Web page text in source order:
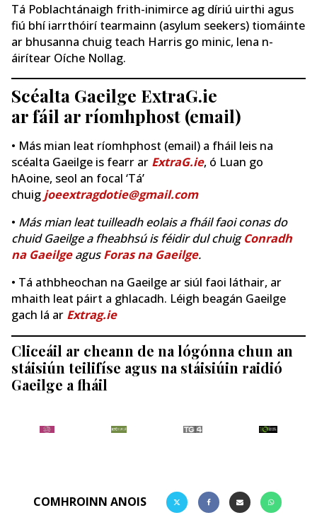
Tá Poblachtánaigh frith-inimirce ag díriú uirthi agus
fiú bhí iarrthóirí tearmainn (asylum seekers) tiomáinte
ar bhusanna chuig teach Harris go minic, lena n-
áirítear Oíche Nollag.
Scéalta Gaeilge ExtraG.ie
ar fáil ar ríomhphost (email)
• Más mian leat ríomhphost (email) a fháil leis na
scéalta Gaeilge is fearr ar ExtraG.ie, ó Luan go
hAoine, seol an focal ‘Tá’
chuig joeextragdotie@gmail.com
• Más mian leat tuilleadh eolais a fháil faoi conas do
chuid Gaeilge a fheabhsú is féidir dul chuigConradh
na GaeilgeagusForas na Gaeilge.
• Tá athbheochan na Gaeilge ar siúl faoi láthair, ar
mhaith leat páirt a ghlacadh. Léigh beagán Gaeilge
gach lá ar Extrag.ie
Cliceáil ar cheann de na lógónna chun an
stáisiún teilifíse agus na stáisiúin raidió
Gaeilge a fháil
COMHROINN ANOIS